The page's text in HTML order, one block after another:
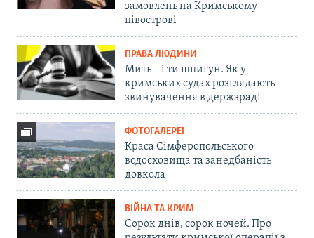
замовлень на Кримському
півострові
ПРАВА ЛЮДИНИ
Мить – і ти шпигун. Як у
кримських судах розглядають
звинувачення в держзраді
ФОТОГАЛЕРЕЇ
Краса Сімферопольського
водосховища та занедбаність
довкола
ВІЙНА ТА КРИМ
Сорок днів, сорок ночей. Про